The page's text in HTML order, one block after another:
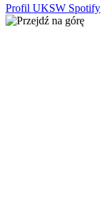
Profil UKSW Spotify